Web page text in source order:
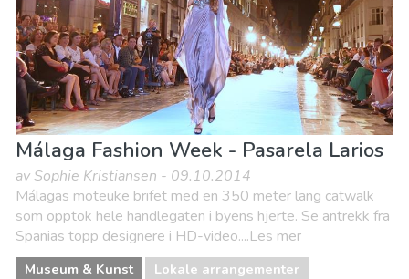
Málaga Fashion Week - Pasarela Larios
av Sophie Kristiansen - 09.10.2014
Málagas moteuke brifet med en 350 meter lang catwalk
som opptok hele handlegaten i byens hjerte. Se antrekk fra
Spanias topp designere i HD-video....Les mer
Museum & Kunst Lokale arrangementer